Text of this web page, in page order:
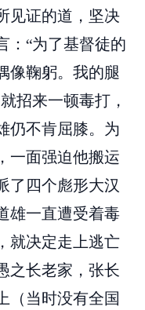
见证的道，坚决
：“为了基督徒的
像鞠躬。我的腿
招来一顿毒打，
仍不肯屈膝。为
一面强迫他搬运
了四个彪形大汉
雄一直遭受着毒
就决定走上逃亡
之长老家，张长
（当时没有全国